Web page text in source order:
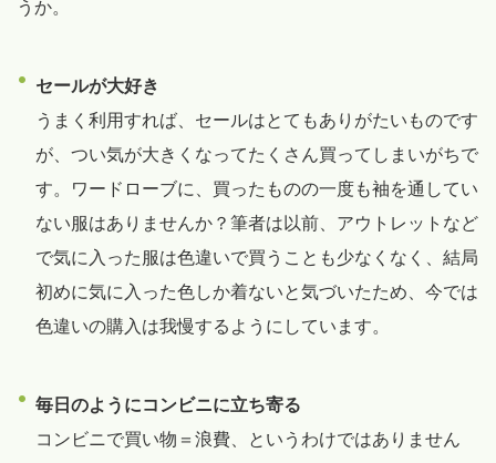
うか。
セールが大好き
うまく利用すれば、セールはとてもありがたいものです
が、つい気が大きくなってたくさん買ってしまいがちで
す。ワードローブに、買ったものの一度も袖を通してい
ない服はありませんか？筆者は以前、アウトレットなど
で気に入った服は色違いで買うことも少なくなく、結局
初めに気に入った色しか着ないと気づいたため、今では
色違いの購入は我慢するようにしています。
毎日のようにコンビニに立ち寄る
コンビニで買い物＝浪費、というわけではありません